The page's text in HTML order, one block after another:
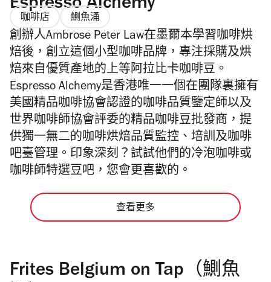
Espresso Alchemy
咖啡店 鰂魚涌
創辦人Ambrose Peter Law在墨爾本學習咖啡烘
焙後，創立這個小型咖啡品牌，專注採購及烘
焙來自優質產地的上等阿拉比卡咖啡豆。
Espresso Alchemy是香港唯一一個在團隊裏擁有
美國精品咖啡協會認證的咖啡品質鑒定師以及
世界咖啡師協會評委的精品咖啡豆批發商，提
供獨一無二的咖啡烘焙品質監控、培訓及咖啡
吧臺管理。印象深刻？試試他們的冷泡咖啡或
咖啡師特選豆吧，您會更喜歡的。
查看更多
Frites Belgium on Tap（鰂魚